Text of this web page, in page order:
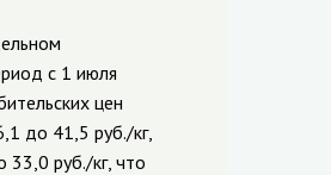
с 1 июля
цен
до 41,5 руб./кг,
33,0 руб./кг, что